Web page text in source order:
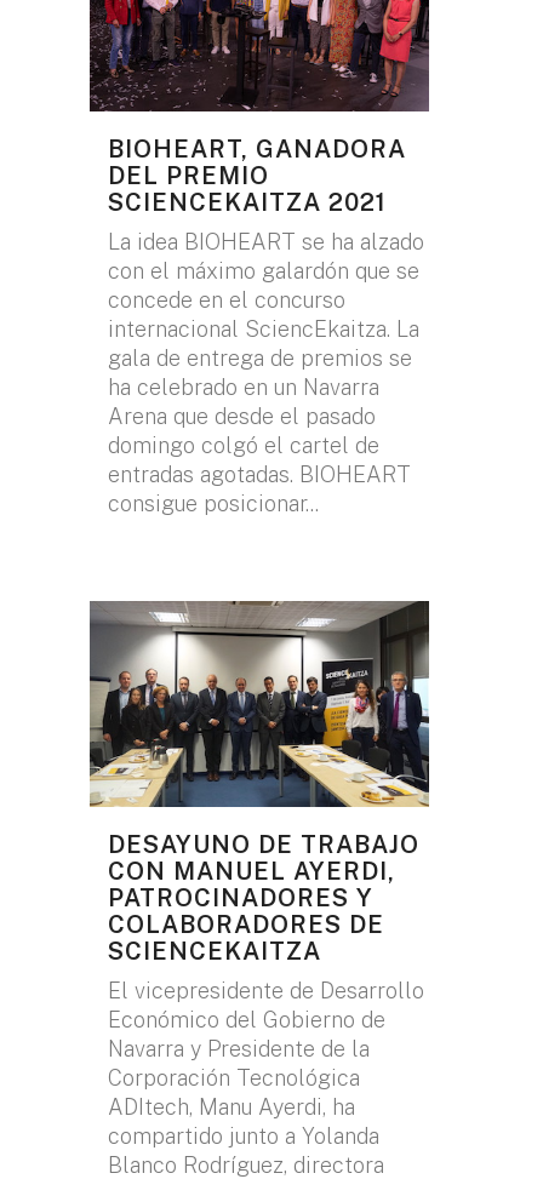
BIOHEART, GANADORA
DEL PREMIO
SCIENCEKAITZA 2021
La idea BIOHEART se ha alzado
con el máximo galardón que se
concede en el concurso
internacional SciencEkaitza. La
gala de entrega de premios se
ha celebrado en un Navarra
Arena que desde el pasado
domingo colgó el cartel de
entradas agotadas. BIOHEART
consigue posicionar...
DESAYUNO DE TRABAJO
CON MANUEL AYERDI,
PATROCINADORES Y
COLABORADORES DE
SCIENCEKAITZA
El vicepresidente de Desarrollo
Económico del Gobierno de
Navarra y Presidente de la
Corporación Tecnológica
ADItech, Manu Ayerdi, ha
compartido junto a Yolanda
Blanco Rodríguez, directora